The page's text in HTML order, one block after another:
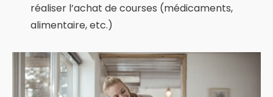
réaliser l’achat de courses (médicaments,
alimentaire, etc.)